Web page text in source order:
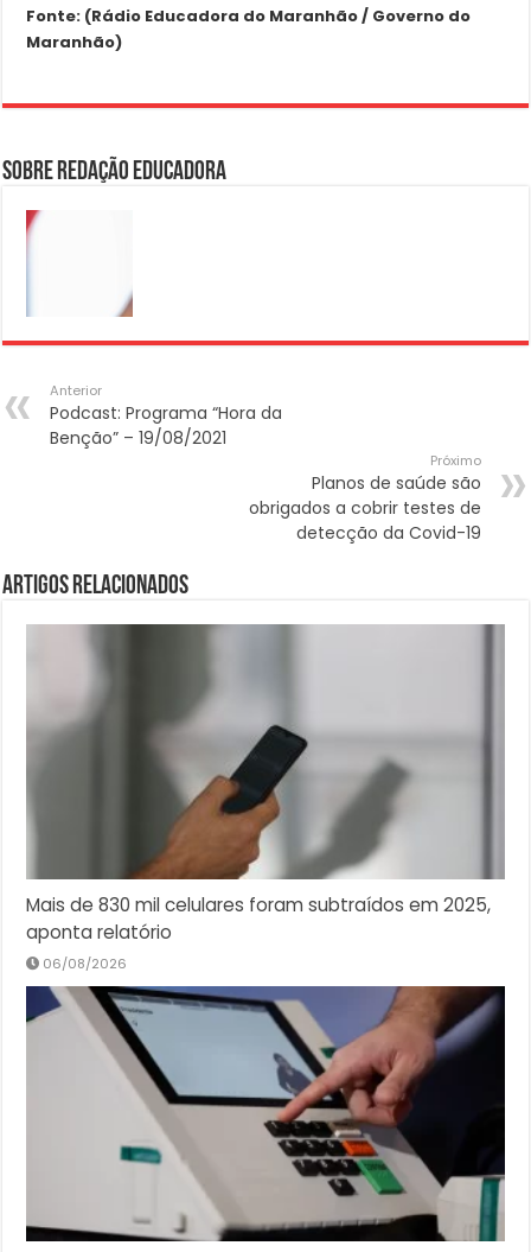
Fonte: (Rádio Educadora do Maranhão / Governo do
Maranhão)
Sobre Redação Educadora
Anterior
Podcast: Programa “Hora da
Benção” – 19/08/2021
Próximo
Planos de saúde são
obrigados a cobrir testes de
detecção da Covid-19
Artigos Relacionados
Mais de 830 mil celulares foram subtraídos em 2025,
aponta relatório
06/08/2026